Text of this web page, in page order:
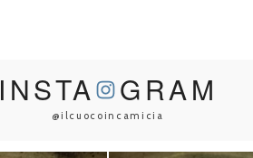
INSTA GRAM
@ilcuocoincamicia